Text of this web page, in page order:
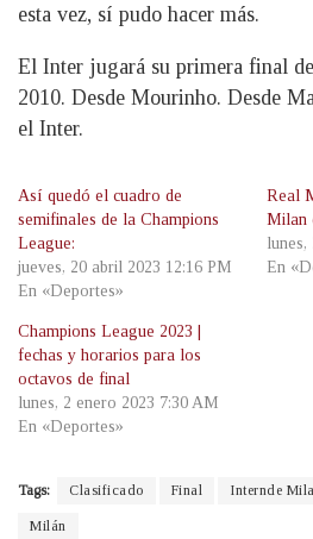
esta vez, sí pudo hacer más.
El Inter jugará su primera final
2010. Desde Mourinho. Desde
el Inter.
Así quedó el cuadro de
semifinales de la Champions
League:
jueves, 20 abril 2023 12:16 PM
En «Deportes»
Real
Milan
lunes,
En
Champions League 2023 |
fechas y horarios para los
octavos de final
lunes, 2 enero 2023 7:30 AM
En «Deportes»
Tags: Clasificado Final Internde
Milán